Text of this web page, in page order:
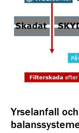
Yrselanfall